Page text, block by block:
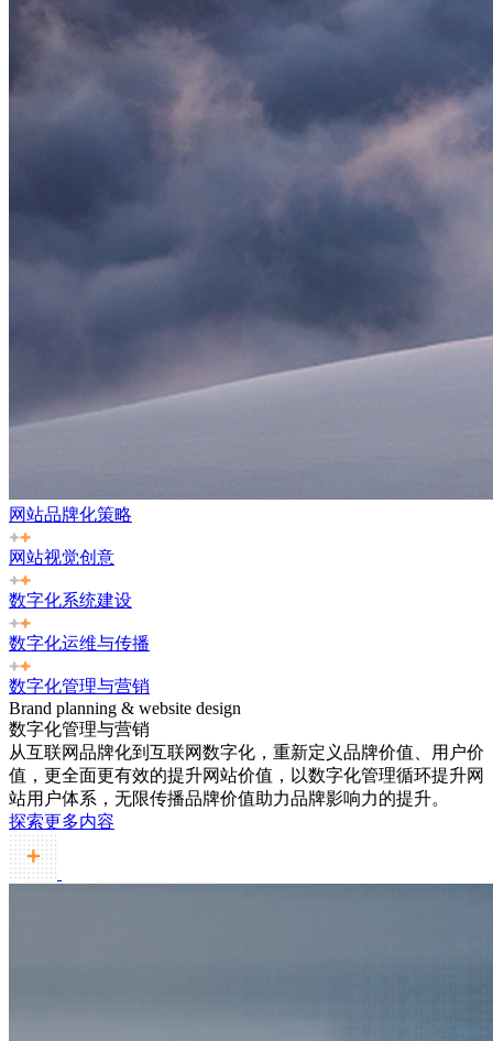
网站品牌化策略
网站视觉创意
数字化系统建设
数字化运维与传播
数字化管理与营销
Brand planning & website design
数字化管理与营销
从互联网品牌化到互联网数字化，重新定义品牌价值、用户价
值，更全面更有效的提升网站价值，以数字化管理循环提升网
站用户体系，无限传播品牌价值助力品牌影响力的提升。
探索更多内容